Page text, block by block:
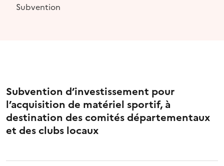
Subvention
Subvention d’investissement pour
l’acquisition de matériel sportif, à
destination des comités départementaux
et des clubs locaux